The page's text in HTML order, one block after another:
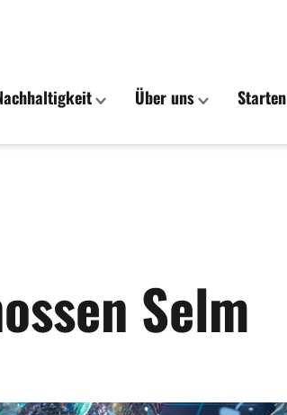
Über uns Starten
Selm